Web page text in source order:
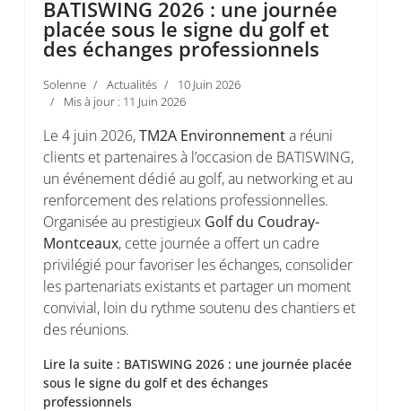
BATISWING 2026 : une journée
placée sous le signe du golf et
des échanges professionnels
Solenne Actualités
10 Juin 2026
Mis à jour : 11 Juin 2026
Le 4 juin 2026,TM2A Environnementa réuni
clients et partenaires à l’occasion de BATISWING,
un événement dédié au golf, au networking et au
renforcement des relations professionnelles.
Organisée au prestigieux Golf du Coudray-
Montceaux, cette journée a offert un cadre
privilégié pour favoriser les échanges, consolider
les partenariats existants et partager un moment
convivial, loin du rythme soutenu des chantiers et
des réunions.
Lire la suite : BATISWING 2026 : une journée placée
sous le signe du golf et des échanges
professionnels